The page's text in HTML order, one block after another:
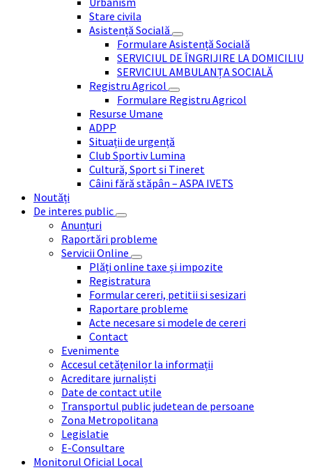
Stare civila
Asistență Socială
Formulare Asistență Socială
SERVICIUL DE ÎNGRIJIRE LA DOMICILIU
SERVICIUL AMBULANȚA SOCIALĂ
Registru Agricol
Formulare Registru Agricol
Resurse Umane
ADPP
Situații de urgență
Club Sportiv Lumina
Cultură, Sport si Tineret
Câini fără stăpân – ASPA IVETS
Noutăți
De interes public
Anunțuri
Raportări probleme
Servicii Online
Plăți online taxe și impozite
Registratura
Formular cereri, petitii si sesizari
Raportare probleme
Acte necesare si modele de cereri
Contact
Evenimente
Accesul cetățenilor la informații
Acreditare jurnaliști
Date de contact utile
Transportul public judetean de persoane
Zona Metropolitana
Legislatie
E-Consultare
Monitorul Oficial Local